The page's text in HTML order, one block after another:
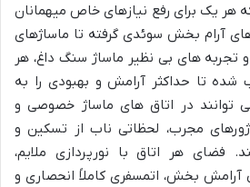
هر یک برای رفع نیازهای خاص میهمانان
آرام بخش سوئدی گرفته تا ماساژهای
های بی نظیر ماساژ سنگ داغ، هر
شده تا حداکثر آرامش و بهبودی را به
توانند در اتاق های ماساژ خصوصی و
مجرب، لحظاتی ناب از تسکین و
فضای هر اتاق با نورپردازی ملایم،
آرامش بخش، اتمسفری کاملاً انحصاری و